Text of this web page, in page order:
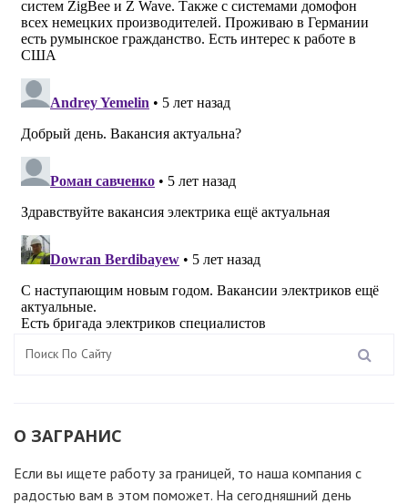
О ЗАГРАНИС
Если вы ищете работу за границей, то наша компания c
радостью вам в этом поможет. На сегодняшний день